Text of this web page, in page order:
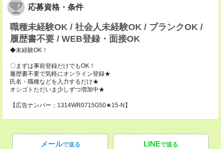
応募資格・条件
職種未経験OK / 社会人未経験OK / ブランクOK /
履歴書不要 / WEB登録・面接OK
◆未経験OK！
〇まずは事前登録だけでもOK！
履歴書不要で気軽にオンライン登録★
氏名・職種などを入力するだけ★
オシゴトただいま少しずつ増加中★
【広告ナンバー：1314WR0715G50★15-N】
メールで送る LINEで送る